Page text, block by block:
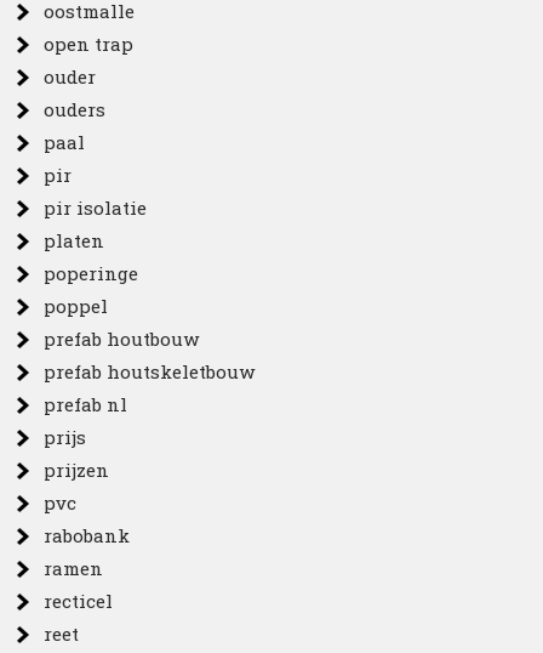
oostmalle
open trap
ouder
ouders
paal
pir
pir isolatie
platen
poperinge
poppel
prefab houtbouw
prefab houtskeletbouw
prefab nl
prijs
prijzen
pvc
rabobank
ramen
recticel
reet